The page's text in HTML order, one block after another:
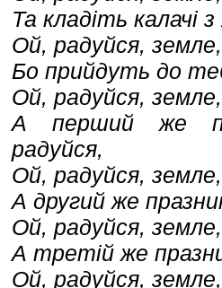
Та кладіть калачі
Ой, радуйся,
Бо прийдуть до
Ой, радуйся,
А перший же
радуйся,
Ой, радуйся,
А другий же
Ой, радуйся,
А третій же
Ой, радуйся,